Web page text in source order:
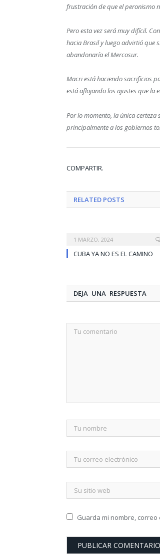
frustración de que el peronismo
Pero esta vez será muy difícil.
hacia Brasil y luego advirtió que
abandonaría el Mercosur.
Macri está haciendo sacrificios
está aflojando los ajustes que la
Por lo momento, la única certeza
principalmente a los gobiernos
COMPARTIR.
RELATED POSTS
1 MARZO, 2024
CUBA YA NO ES EL CAMINO
DEJA UNA RESPUESTA
Guarda mi nombre,